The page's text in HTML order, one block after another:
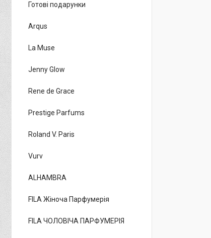
Готові подарунки
Arqus
La Muse
Jenny Glow
Rene de Grace
Prestige Parfums
Roland V. Paris
Vurv
ALHAMBRA
FILA Жіноча Парфумерія
FILA ЧОЛОВІЧА ПАРФУМЕРІЯ